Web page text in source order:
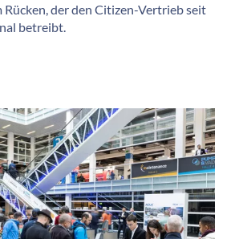
Rücken, der den Citizen-Vertrieb seit
betreibt.